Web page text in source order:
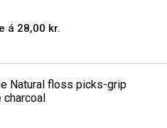
á 28,00 kr.
Natural floss picks-grip
charcoal